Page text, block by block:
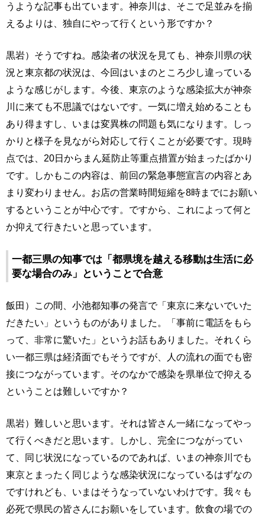
うような記事も出ています。神奈川は、そこで足並みを揃
えるよりは、独自にやって行くという形ですか？
黒岩）そうですね。感染者の状況を見ても、神奈川県の状
況と東京都の状況は、今回はいまのところ少し違っている
ような感じがします。今後、東京のような感染拡大が神奈
川に来ても不思議ではないです。一気に増え始めることも
あり得ますし、いまは変異株の問題も気になります。しっ
かりと様子を見ながら対応して行くことが必要です。現時
点では、20日からまん延防止等重点措置が始まったばかり
です。しかもこの内容は、前回の緊急事態宣言の内容とあ
まり変わりません。お店の営業時間短縮を8時までにお願い
するということが中心です。ですから、これによって何と
か抑えて行きたいと思っています。
一都三県の知事では「都県境を越える移動は生活に必
要な場合のみ」ということで合意
飯田）この間、小池都知事の発言で「東京に来ないでいた
だきたい」というものがありました。「事前に電話をもら
って、非常に驚いた」というお話もありました。それくら
い一都三県は経済面でもそうですが、人の流れの面でも密
接につながっています。そのなかで感染を県単位で抑える
ということは難しいですか？
黒岩）難しいと思います。それは皆さん一緒になってやっ
て行くべきだと思います。しかし、完全につながってい
て、同じ状況になっているのであれば、いまの神奈川でも
東京とまったく同じような感染状況になっているはずなの
ですけれども、いまはそうなっていないわけです。我々も
必死で県民の皆さんにお願いをしています。飲食の場での